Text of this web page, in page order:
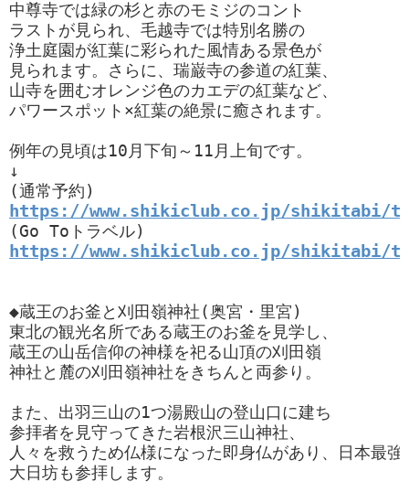
中尊寺では緑の杉と赤のモミジのコント
ラストが見られ、毛越寺では特別名勝の
浄土庭園が紅葉に彩られた風情ある景色が
見られます。さらに、瑞巌寺の参道の紅葉、
山寺を囲むオレンジ色のカエデの紅葉など、
パワースポット×紅葉の絶景に癒されます。
例年の見頃は10月下旬～11月上旬です。
↓
https://www.shikiclub.co.jp/shikitabi/
https://www.shikiclub.co.jp/shikitabi/
◆蔵王のお釜と刈田嶺神社(奥宮・里宮)
東北の観光名所である蔵王のお釜を見学し、
蔵王の山岳信仰の神様を祀る山頂の刈田嶺
神社と麓の刈田嶺神社をきちんと両参り。
また、出羽三山の1つ湯殿山の登山口に建ち
参拝者を見守ってきた岩根沢三山神社、
人々を救うため仏様になった即身仏があり、日本最
大日坊も参拝します。